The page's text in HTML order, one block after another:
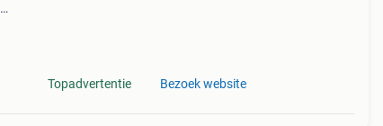
Topadvertentie Bezoek website